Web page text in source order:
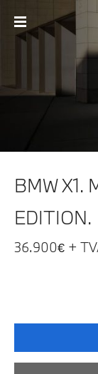
BMW X1.
EDITION.
36.900€ +